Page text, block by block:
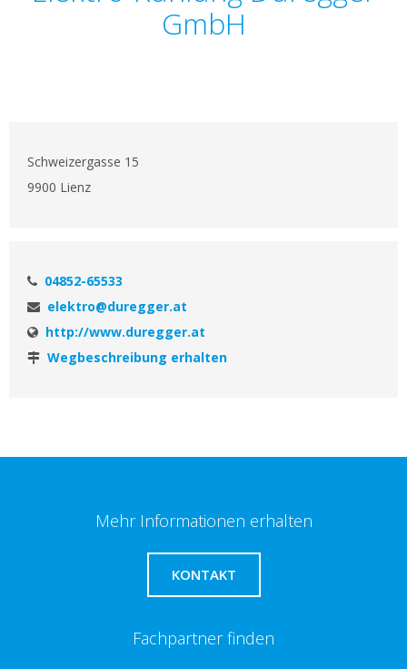
GmbH
Schweizergasse 15
9900 Lienz
04852-65533
elektro@duregger.at
http://www.duregger.at
Wegbeschreibung erhalten
Mehr Informationen erhalten
KONTAKT
Fachpartner finden